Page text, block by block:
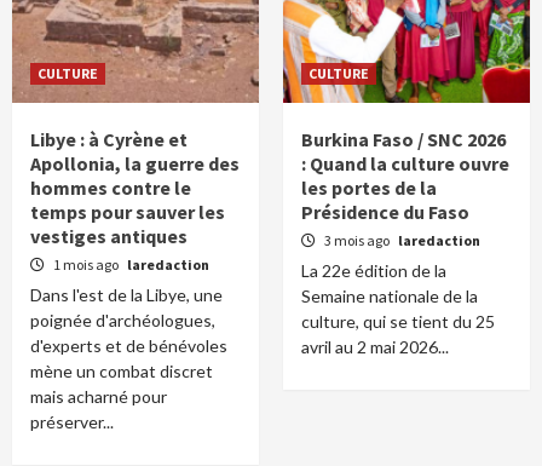
CULTURE
Libye : à Cyrène et
Apollonia, la guerre des
hommes contre le
temps pour sauver les
vestiges antiques
1 mois ago laredaction
Dans l'est de la Libye, une
poignée d'archéologues,
d'experts et de bénévoles
mène un combat discret
mais acharné pour
préserver...
CULTURE
Burkina Faso / SNC 2026
: Quand la culture ouvre
les portes de la
Présidence du Faso
3 mois ago laredaction
La 22e édition de la
Semaine nationale de la
culture, qui se tient du 25
avril au 2 mai 2026...